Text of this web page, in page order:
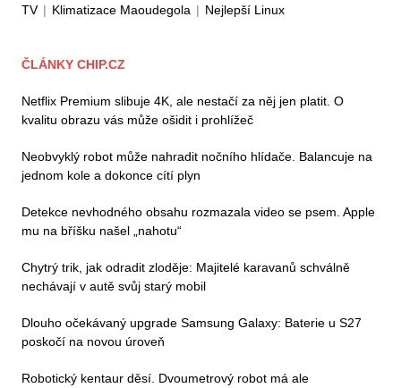
TV | Klimatizace Maoudegola | Nejlepší Linux
ČLÁNKY CHIP.CZ
Netflix Premium slibuje 4K, ale nestačí za něj jen platit. O
kvalitu obrazu vás může ošidit i prohlížeč
Neobvyklý robot může nahradit nočního hlídače. Balancuje na
jednom kole a dokonce cítí plyn
Detekce nevhodného obsahu rozmazala video se psem. Apple
mu na bříšku našel „nahotu“
Chytrý trik, jak odradit zloděje: Majitelé karavanů schválně
nechávají v autě svůj starý mobil
Dlouho očekávaný upgrade Samsung Galaxy: Baterie u S27
poskočí na novou úroveň
Robotický kentaur děsí. Dvoumetrový robot má ale